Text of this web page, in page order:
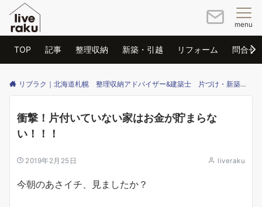
menu
TOP 記事 整理収納 新築・引越 リフォーム 問合せ
リブラク｜北海道札幌 整理収納アドバイザー&建築士 片づけ・新築・リフォームのご相談はリブラクまで
衝撃！片付いていない家はお金が貯まらな
い！！！
2019年2月25日 liveraku
今朝のあさイチ、見ましたか？